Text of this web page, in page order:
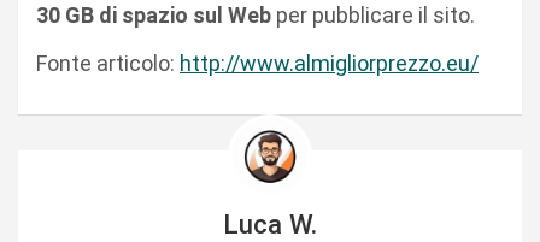
30 GB di spazio sul Web per pubblicare il sito.
Fonte articolo: http://www.almigliorprezzo.eu/
Luca W.